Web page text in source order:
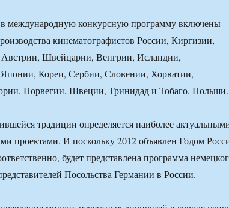
в международную конкурсную программу включены
кинематографистов России, Киргизии,
Швейцарии, Венгрии, Исландии,
Кореи, Сербии, Словении, Хорватии,
Норвегии, Швеции, Тринидад и Тобаго, Польши.
традиции определяется наиболее
проектами. И поскольку 2012 объявлен Годом
будет представлена программа
Посольства Германии в России.